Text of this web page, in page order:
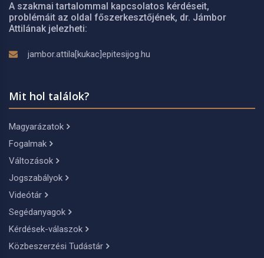
A szakmai tartalommal kapcsolatos kérdéseit,
problémáit az oldal főszerkesztőjének, dr. Jámbor
Attilának jelezheti:
jambor.attila[kukac]epitesijog.hu
Mit hol találok?
Magyarázatok
Fogalmak
Változások
Jogszabályok
Videótár
Segédanyagok
Kérdések-válaszok
Közbeszerzési Tudástár